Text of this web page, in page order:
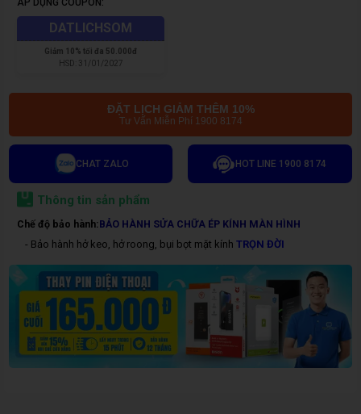
ÁP DỤNG COUPON:
DATLICHSOM
Giảm 10% tối đa 50.000đ
HSD:
31/01/2027
ĐẶT LỊCH GIẢM THÊM 10%
Tư Vấn Miễn Phí 1900 8174
CHAT ZALO HOT LINE 1900 8174
Thông tin sản phẩm
Chế độ bảo hành:BẢO HÀNH SỬA CHỮA ÉP KÍNH MÀN HÌNH
- Bảo hành hở keo, hở roong, bụi bọt mặt kính TRỌN ĐỜI